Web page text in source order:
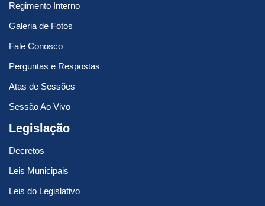
Regimento Interno
Galeria de Fotos
Fale Conosco
Perguntas e Respostas
Atas de Sessões
Sessão Ao Vivo
Legislação
Decretos
Leis Municipais
Leis do Legislativo